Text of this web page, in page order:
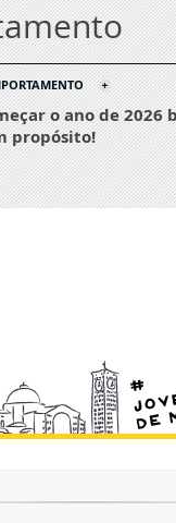
o ano de 2026
propósito!